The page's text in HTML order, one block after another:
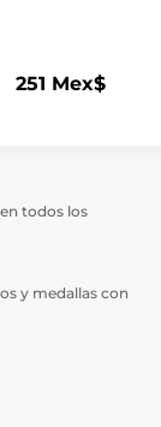
251 Mex$
todos los
y medallas con